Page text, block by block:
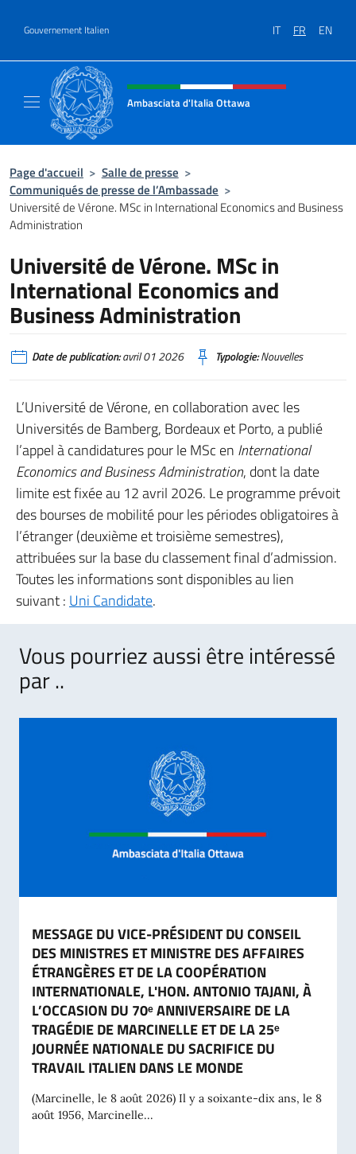
Gouvernement Italien IT FR EN
Site Web, social et en-tête de
Ambasciata d'Italia Ottawa
Page d'accueil > Salle de presse >
Communiqués de presse de l’Ambassade >
Université de Vérone. MSc in International Economics and Business
Administration
Université de Vérone. MSc in
International Economics and
Business Administration
Date de publication:avril 01 2026 Typologie:Nouvelles
L’Université de Vérone, en collaboration avec les
Universités de Bamberg, Bordeaux et Porto, a publié
l’appel à candidatures pour le MSc en International
Economics and Business Administration, dont la date
limite est fixée au 12 avril 2026. Le programme prévoit
des bourses de mobilité pour les périodes obligatoires à
l’étranger (deuxième et troisième semestres),
attribuées sur la base du classement final d’admission.
Toutes les informations sont disponibles au lien
suivant : Uni Candidate.
Vous pourriez aussi être intéressé
par ..
MESSAGE DU VICE-PRÉSIDENT DU CONSEIL
DES MINISTRES ET MINISTRE DES AFFAIRES
ÉTRANGÈRES ET DE LA COOPÉRATION
INTERNATIONALE, L'HON. ANTONIO TAJANI, À
L’OCCASION DU 70ᵉ ANNIVERSAIRE DE LA
TRAGÉDIE DE MARCINELLE ET DE LA 25ᵉ
JOURNÉE NATIONALE DU SACRIFICE DU
TRAVAIL ITALIEN DANS LE MONDE
(Marcinelle, le 8 août 2026) Il y a soixante-dix ans, le 8
août 1956, Marcinelle...